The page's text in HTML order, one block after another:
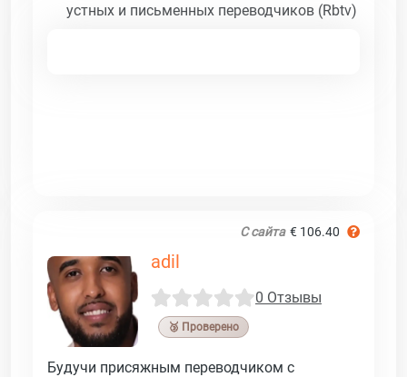
устных и письменных переводчиков (Rbtv)
С сайта € 106.40
adil
0 Отзывы
🥉 Проверено
Будучи присяжным переводчиком с